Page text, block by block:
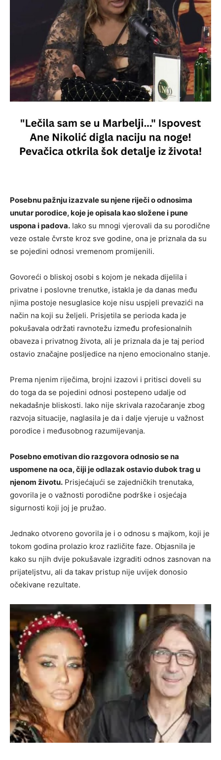
Posebnu pažnju izazvale su njene riječi o odnosima
unutar porodice, koje je opisala kao složene i pune
uspona i padova. Iako su mnogi vjerovali da su porodične
veze ostale čvrste kroz sve godine, ona je priznala da su
se pojedini odnosi vremenom promijenili.
Govoreći o bliskoj osobi s kojom je nekada dijelila i
privatne i poslovne trenutke, istakla je da danas među
njima postoje nesuglasice koje nisu uspjeli prevazići na
način na koji su željeli. Prisjetila se perioda kada je
pokušavala održati ravnotežu između profesionalnih
obaveza i privatnog života, ali je priznala da je taj period
ostavio značajne posljedice na njeno emocionalno stanje.
Prema njenim riječima, brojni izazovi i pritisci doveli su
do toga da se pojedini odnosi postepeno udalje od
nekadašnje bliskosti. Iako nije skrivala razočaranje zbog
razvoja situacije, naglasila je da i dalje vjeruje u važnost
porodice i međusobnog razumijevanja.
Posebno emotivan dio razgovora odnosio se na
uspomene na oca, čiji je odlazak ostavio dubok trag u
njenom životu. Prisjećajući se zajedničkih trenutaka,
govorila je o važnosti porodične podrške i osjećaja
sigurnosti koji joj je pružao.
Jednako otvoreno govorila je i o odnosu s majkom, koji je
tokom godina prolazio kroz različite faze. Objasnila je
kako su njih dvije pokušavale izgraditi odnos zasnovan na
prijateljstvu, ali da takav pristup nije uvijek donosio
očekivane rezultate.